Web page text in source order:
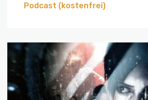
Podcast (kostenfrei)